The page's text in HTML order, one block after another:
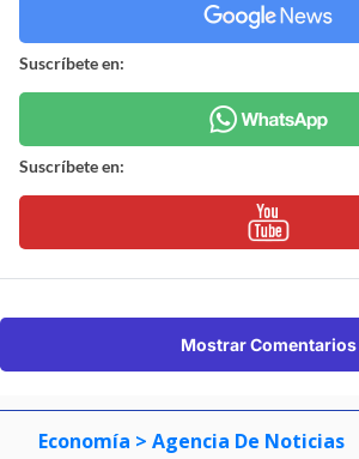
Suscríbete en:
Suscríbete en:
Mostrar Comentarios
Economía > Agencia De Noticias